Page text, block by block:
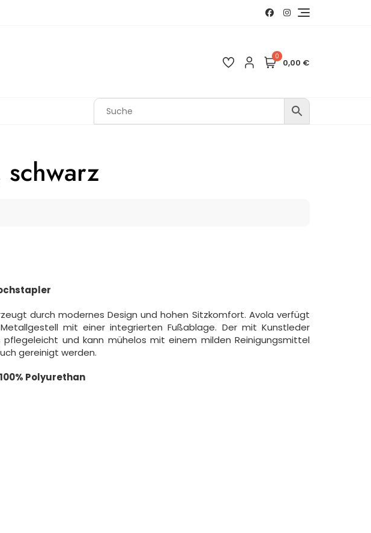
0
0,00 €
durch modernes Design und hohen Sitzkomfort. Avola verfügt
mit einer integrierten Fußablage. Der mit Kunstleder
und kann mühelos mit einem milden Reinigungsmittel
gereinigt werden.
Polyurethan